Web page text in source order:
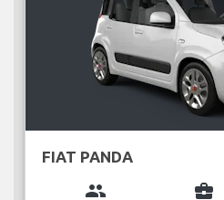
FIAT PANDA
group business_center